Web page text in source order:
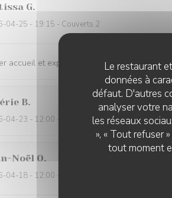
Le restaurant
données à
défaut. D'autres
analyser votre
les réseaux
», « Tout refuser
tout moment
G
04-25 - 19:15 - Couverts 2
accueil et expérience au 77ème. Les plats
B
04-23 - 12:00 - Couverts 2
Noël O
04-18 - 12:00 - Couverts 2